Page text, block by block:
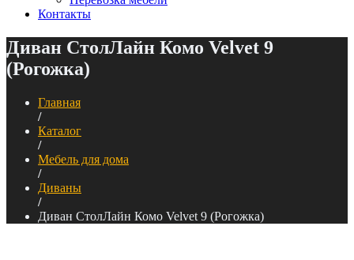
Контакты
Диван СтолЛайн Комо Velvet 9
(Рогожка)
Главная
/
Каталог
/
Мебель для дома
/
Диваны
/
Диван СтолЛайн Комо Velvet 9 (Рогожка)